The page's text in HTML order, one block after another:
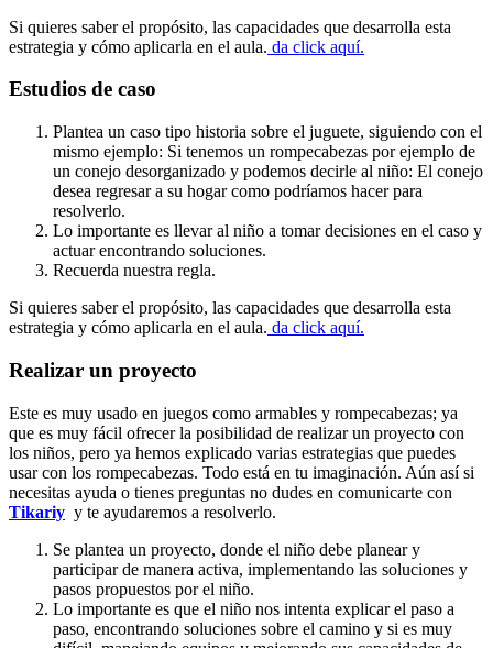
Si quieres saber el propósito, las capacidades que desarrolla esta
estrategia y cómo aplicarla en el aula. da click aquí.
Estudios de caso
Plantea un caso tipo historia sobre el juguete, siguiendo con el
mismo ejemplo: Si tenemos un rompecabezas por ejemplo de
un conejo desorganizado y podemos decirle al niño: El conejo
desea regresar a su hogar como podríamos hacer para
resolverlo.
Lo importante es llevar al niño a tomar decisiones en el caso y
actuar encontrando soluciones.
Recuerda nuestra regla.
Si quieres saber el propósito, las capacidades que desarrolla esta
estrategia y cómo aplicarla en el aula. da click aquí.
Realizar un proyecto
Este es muy usado en juegos como armables y rompecabezas; ya
que es muy fácil ofrecer la posibilidad de realizar un proyecto con
los niños, pero ya hemos explicado varias estrategias que puedes
usar con los rompecabezas. Todo está en tu imaginación. Aún así si
necesitas ayuda o tienes preguntas no dudes en comunicarte con
Tikariy y te ayudaremos a resolverlo.
Se plantea un proyecto, donde el niño debe planear y
participar de manera activa, implementando las soluciones y
pasos propuestos por el niño.
Lo importante es que el niño nos intenta explicar el paso a
paso, encontrando soluciones sobre el camino y si es muy